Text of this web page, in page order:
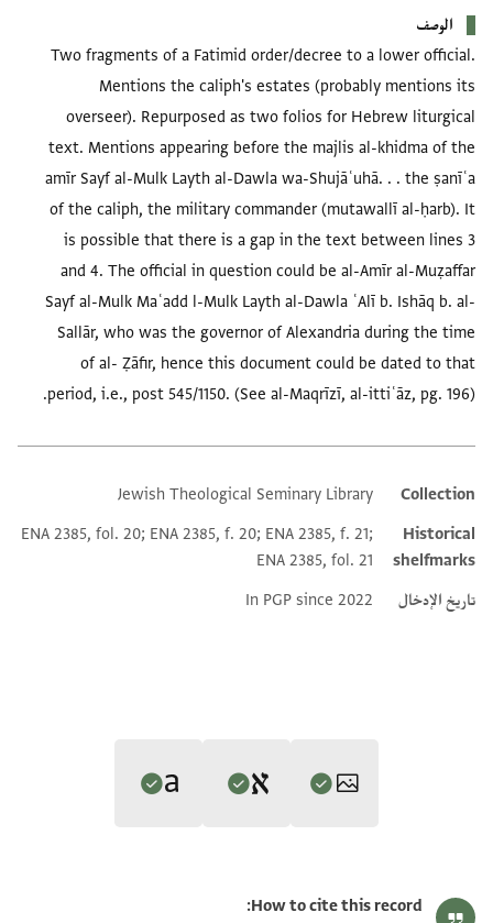
الوصف
Two fragments of a Fatimid order/decree to a lower official.
Mentions the caliph's estates (probably mentions its
overseer). Repurposed as two folios for Hebrew liturgical
text. Mentions appearing before the majlis al-khidma of the
amīr Sayf al-Mulk Layth al-Dawla wa-Shujāʿuhā. . . the ṣanīʿa
of the caliph, the military commander (mutawallī al-ḥarb). It
is possible that there is a gap in the text between lines 3
and 4. The official in question could be al-Amīr al-Muẓaffar
Sayf al-Mulk Maʿadd l-Mulk Layth al-Dawla ʿAlī b. Ishāq b. al-
Sallār, who was the governor of Alexandria during the time
of al- Ẓāfir, hence this document could be dated to that
period, i.e., post 545/1150. (See al-Maqrīzī, al-ittiʿāz, pg. 196).
Additional metadata
Collection
Jewish Theological Seminary Library
Historical
shelfmarks
ENA 2385, fol. 20; ENA 2385, f. 20; ENA 2385, f. 21;
ENA 2385, fol. 21
تاريخ الإدخال
In PGP since 2022
Yusuf Umrethwala and Alan Elbaum's digital edition (2022).
How to cite this record: